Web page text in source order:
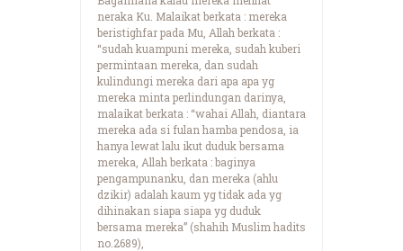
neraka Ku. Malaikat berkata : mereka
beristighfar pada Mu, Allah berkata :
“sudah kuampuni mereka, sudah kuberi
permintaan mereka, dan sudah
kulindungi mereka dari apa apa yg
mereka minta perlindungan darinya,
malaikat berkata : “wahai Allah, diantara
mereka ada si fulan hamba pendosa, ia
hanya lewat lalu ikut duduk bersama
mereka, Allah berkata : baginya
pengampunanku, dan mereka (ahlu
dzikir) adalah kaum yg tidak ada yg
dihinakan siapa siapa yg duduk
bersama mereka” (shahih Muslim hadits
no.2689),